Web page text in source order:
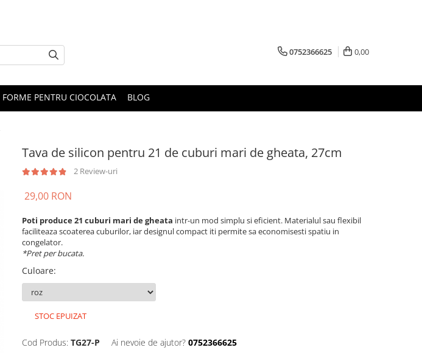
0752366625 0,00
FORME PENTRU CIOCOLATA BLOG
Tava de silicon pentru 21 de cuburi mari de gheata, 27cm
2 Review-uri
29,00 RON
Poti produce 21 cuburi mari de gheata intr-un mod simplu si eficient. Materialul sau flexibil
faciliteaza scoaterea cuburilor, iar designul compact iti permite sa economisesti spatiu in
congelator.
*Pret per bucata.
Culoare:
STOC EPUIZAT
Cod Produs: TG27-P Ai nevoie de ajutor? 0752366625